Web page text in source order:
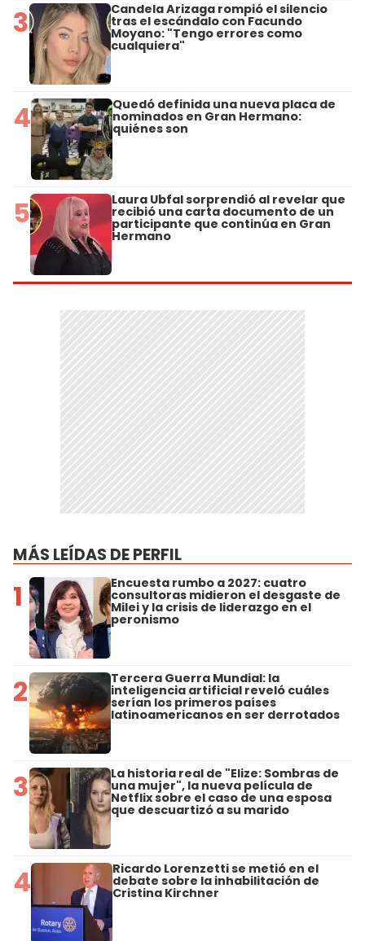
3 Candela Arizaga rompió el silencio
tras el escándalo con Facundo
Moyano: "Tengo errores como
cualquiera"
4 Quedó definida una nueva placa de
nominados en Gran Hermano:
quiénes son
5 Laura Ubfal sorprendió al revelar que
recibió una carta documento de un
participante que continúa en Gran
Hermano
MÁS LEÍDAS DE PERFIL
1 Encuesta rumbo a 2027: cuatro
consultoras midieron el desgaste de
Milei y la crisis de liderazgo en el
peronismo
2 Tercera Guerra Mundial: la
inteligencia artificial reveló cuáles
serían los primeros países
latinoamericanos en ser derrotados
3 La historia real de "Elize: Sombras de
una mujer", la nueva película de
Netflix sobre el caso de una esposa
que descuartizó a su marido
4 Ricardo Lorenzetti se metió en el
debate sobre la inhabilitación de
Cristina Kirchner